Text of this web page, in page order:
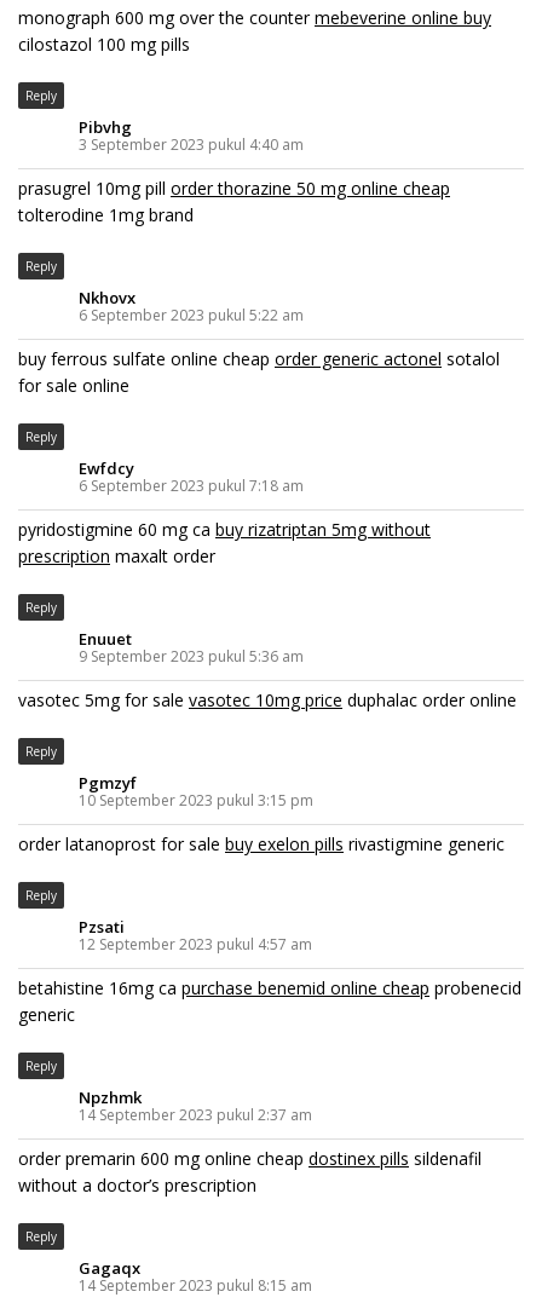
monograph 600 mg over the countermebeverine online buy
cilostazol 100 mg pills
Reply
Pibvhg
3 September 2023 pukul 4:40 am
prasugrel 10mg pill order thorazine 50 mg online cheap
tolterodine 1mg brand
Reply
Nkhovx
6 September 2023 pukul 5:22 am
buy ferrous sulfate online cheap order generic actonel sotalol
for sale online
Reply
Ewfdcy
6 September 2023 pukul 7:18 am
pyridostigmine 60 mg ca buy rizatriptan 5mg without
prescription maxalt order
Reply
Enuuet
9 September 2023 pukul 5:36 am
vasotec 5mg for sale vasotec 10mg price duphalac order online
Reply
Pgmzyf
10 September 2023 pukul 3:15 pm
order latanoprost for sale buy exelon pills rivastigmine generic
Reply
Pzsati
12 September 2023 pukul 4:57 am
betahistine 16mg ca purchase benemid online cheap probenecid
generic
Reply
Npzhmk
14 September 2023 pukul 2:37 am
order premarin 600 mg online cheap dostinex pills sildenafil
without a doctor’s prescription
Reply
Gagaqx
14 September 2023 pukul 8:15 am